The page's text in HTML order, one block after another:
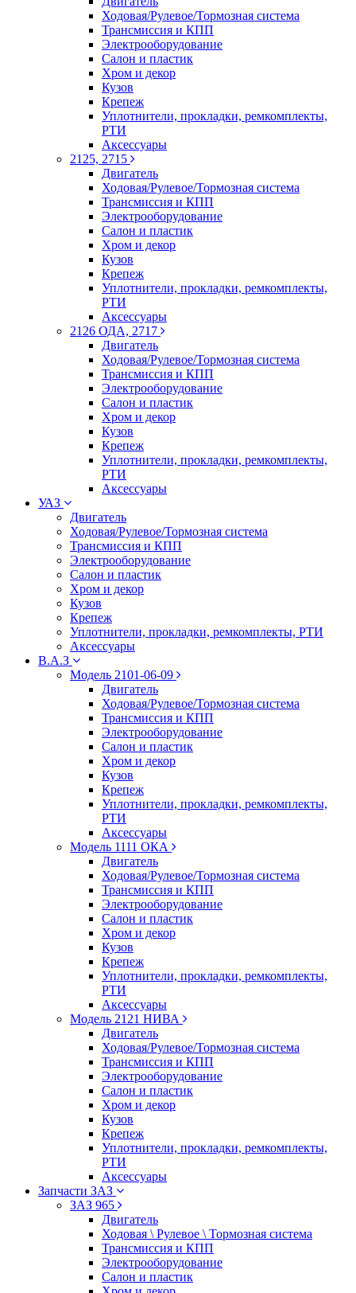
Ходовая/Рулевое/Тормозная система
Трансмиссия и КПП
Электрооборудование
Салон и пластик
Хром и декор
Кузов
Крепеж
Уплотнители, прокладки, ремкомплекты,
РТИ
Аксессуары
2125, 2715
Двигатель
Ходовая/Рулевое/Тормозная система
Трансмиссия и КПП
Электрооборудование
Салон и пластик
Хром и декор
Кузов
Крепеж
Уплотнители, прокладки, ремкомплекты,
РТИ
Аксессуары
2126 ОДА, 2717
Двигатель
Ходовая/Рулевое/Тормозная система
Трансмиссия и КПП
Электрооборудование
Салон и пластик
Хром и декор
Кузов
Крепеж
Уплотнители, прокладки, ремкомплекты,
РТИ
Аксессуары
УАЗ
Двигатель
Ходовая/Рулевое/Тормозная система
Трансмиссия и КПП
Электрооборудование
Салон и пластик
Хром и декор
Кузов
Крепеж
Уплотнители, прокладки, ремкомплекты, РТИ
Аксессуары
В.А.З
Модель 2101-06-09
Двигатель
Ходовая/Рулевое/Тормозная система
Трансмиссия и КПП
Электрооборудование
Салон и пластик
Хром и декор
Кузов
Крепеж
Уплотнители, прокладки, ремкомплекты,
РТИ
Аксессуары
Модель 1111 ОКА
Двигатель
Ходовая/Рулевое/Тормозная система
Трансмиссия и КПП
Электрооборудование
Салон и пластик
Хром и декор
Кузов
Крепеж
Уплотнители, прокладки, ремкомплекты,
РТИ
Аксессуары
Модель 2121 НИВА
Двигатель
Ходовая/Рулевое/Тормозная система
Трансмиссия и КПП
Электрооборудование
Салон и пластик
Хром и декор
Кузов
Крепеж
Уплотнители, прокладки, ремкомплекты,
РТИ
Аксессуары
Запчасти ЗАЗ
ЗАЗ 965
Двигатель
Ходовая \ Рулевое \ Тормозная система
Трансмиссия и КПП
Электрооборудование
Салон и пластик